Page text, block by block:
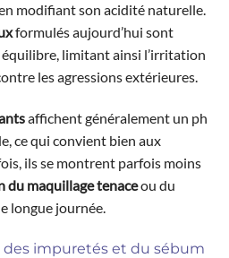
modifiant son acidité naturelle.
formulés aujourd’hui sont
limitant ainsi l’irritation
les agressions extérieures.
affichent généralement un ph
ce qui convient bien aux
ils se montrent parfois moins
du maquillage tenaceou du
longue journée.
des impuretés et du sébum